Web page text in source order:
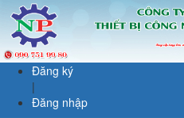
Đăng ký
|
Đăng nhập